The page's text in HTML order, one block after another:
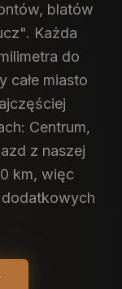
blatów
Każda
do
całe miasto
Centrum,
z naszej
km, więc